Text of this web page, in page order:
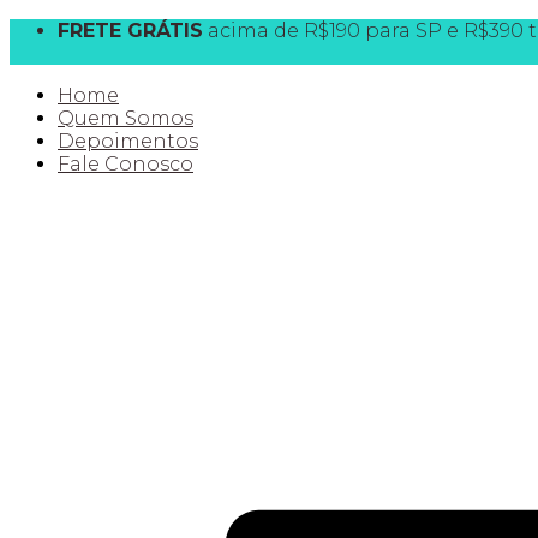
FRETE GRÁTIS acima de R$190 para SP e R$390
Home
Quem Somos
Depoimentos
Fale Conosco